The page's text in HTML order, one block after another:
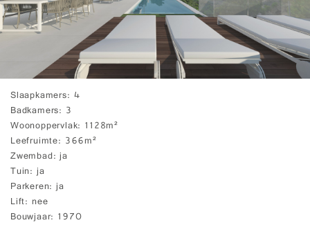
Slaapkamers 4
Badkamers 3
Woonoppervlak 1128m²
Leefruimte 366m²
Zwembad ja
Tuin ja
Parkeren ja
Lift nee
Bouwjaar 1970